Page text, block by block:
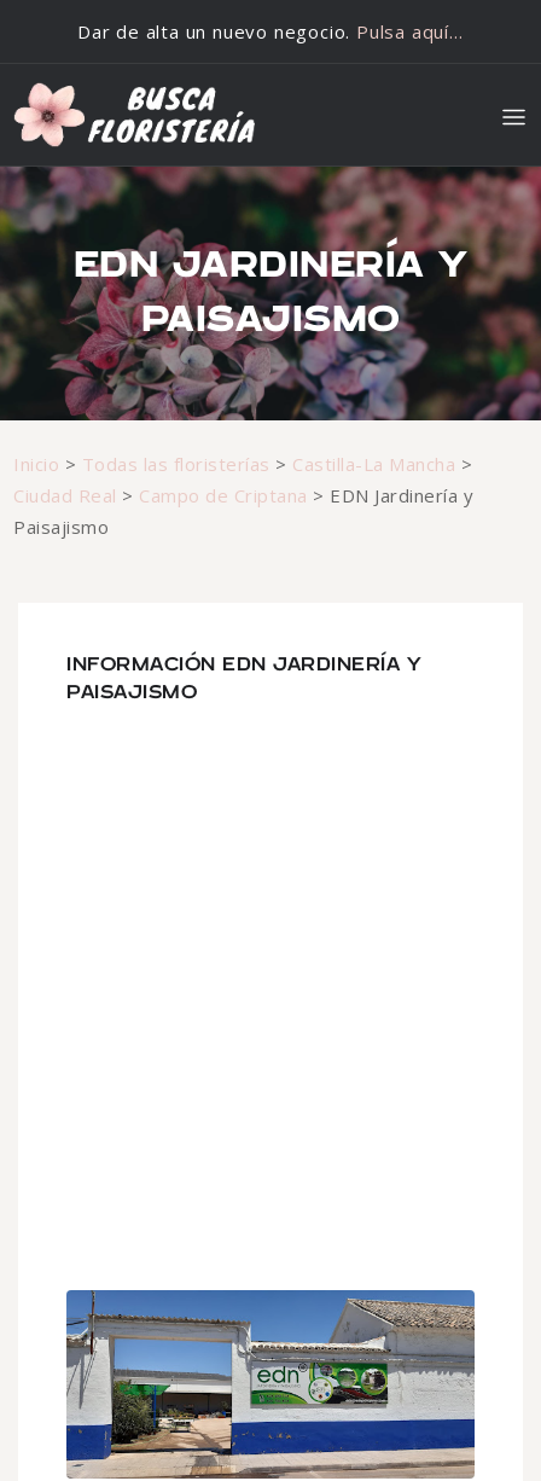
Dar de alta un nuevo negocio. Pulsa aquí…
EDN JARDINERÍA Y
PAISAJISMO
Inicio > Todas las floristerías > Castilla-La Mancha >
Ciudad Real > Campo de Criptana > EDN Jardinería y
Paisajismo
INFORMACIÓN EDN JARDINERÍA Y
PAISAJISMO